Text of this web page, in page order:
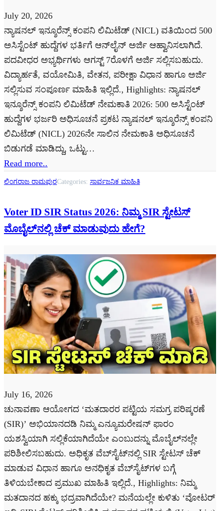
July 20, 2026
ನ್ಯಾಷನಲ್ ಇನ್ಶೂರೆನ್ಸ್ ಕಂಪನಿ ಲಿಮಿಟೆಡ್ (NICL) ವತಿಯಿಂದ 500
ಅಸಿಸ್ಟೆಂಟ್ ಹುದ್ದೆಗಳ ಭರ್ತಿಗೆ ಆನ್‌ಲೈನ್ ಅರ್ಜಿ ಆಹ್ವಾನಿಸಲಾಗಿದೆ.
ಪದವೀಧರ ಅಭ್ಯರ್ಥಿಗಳು ಆಗಸ್ಟ್ 7ರೊಳಗೆ ಅರ್ಜಿ ಸಲ್ಲಿಸಬಹುದು.
ವಿದ್ಯಾರ್ಹತೆ, ವಯೋಮಿತಿ, ವೇತನ, ಪರೀಕ್ಷಾ ವಿಧಾನ ಹಾಗೂ ಅರ್ಜಿ
ಸಲ್ಲಿಸುವ ಸಂಪೂರ್ಣ ಮಾಹಿತಿ ಇಲ್ಲಿದೆ., Highlights: ನ್ಯಾಷನಲ್
ಇನ್ಶೂರೆನ್ಸ್ ಕಂಪನಿ ಲಿಮಿಟೆಡ್ ನೇಮಕಾತಿ 2026: 500 ಅಸಿಸ್ಟೆಂಟ್
ಹುದ್ದೆಗಳ ಭರ್ಜರಿ ಅಧಿಸೂಚನೆ ಪ್ರಕಟ ನ್ಯಾಷನಲ್ ಇನ್ಶೂರೆನ್ಸ್ ಕಂಪನಿ
ಲಿಮಿಟೆಡ್ (NICL) 2026ನೇ ಸಾಲಿನ ನೇಮಕಾತಿ ಅಧಿಸೂಚನೆ
ಬಿಡುಗಡೆ ಮಾಡಿದ್ದು, ಒಟ್ಟು…
Read more..
ಲಿಂಗರಾಜ ರಾಮಪುರCategories: ಸಾರ್ವಜನಿಕ ಮಾಹಿತಿ
Voter ID SIR Status 2026: ನಿಮ್ಮ SIR ಸ್ಟೇಟಸ್
ಮೊಬೈಲ್‌ನಲ್ಲಿ ಚೆಕ್ ಮಾಡುವುದು ಹೇಗೆ?
July 16, 2026
ಚುನಾವಣಾ ಆಯೋಗದ ‘ಮತದಾರರ ಪಟ್ಟಿಯ ಸಮಗ್ರ ಪರಿಷ್ಕರಣೆ
(SIR)’ ಅಭಿಯಾನದಡಿ ನಿಮ್ಮ ಎನ್ಯೂಮರೇಷನ್ ಫಾರಂ
ಯಶಸ್ವಿಯಾಗಿ ಸಲ್ಲಿಕೆಯಾಗಿದೆಯೇ ಎಂಬುದನ್ನು ಮೊಬೈಲ್‌ನಲ್ಲೇ
ಪರಿಶೀಲಿಸಬಹುದು. ಅಧಿಕೃತ ವೆಬ್‌ಸೈಟ್‌ನಲ್ಲಿ SIR ಸ್ಟೇಟಸ್ ಚೆಕ್
ಮಾಡುವ ವಿಧಾನ ಹಾಗೂ ಅನಧಿಕೃತ ವೆಬ್‌ಸೈಟ್‌ಗಳ ಬಗ್ಗೆ
ತಿಳಿಯಬೇಕಾದ ಪ್ರಮುಖ ಮಾಹಿತಿ ಇಲ್ಲಿದೆ., Highlights: ನಿಮ್ಮ
ಮತದಾನದ ಹಕ್ಕು ಭದ್ರವಾಗಿದೆಯೇ? ಮನೆಯಲ್ಲೇ ಕುಳಿತು ‘ವೋಟರ್